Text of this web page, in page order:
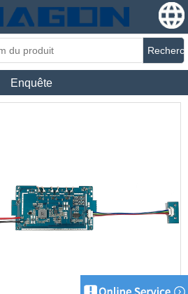
Enquête